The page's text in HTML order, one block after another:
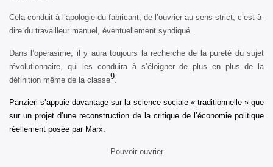
Cela conduit à l’apologie du fabricant, de l’ouvrier au sens strict, c’est-à-
dire du travailleur manuel, éventuellement syndiqué.
Dans l’operasime, il y aura toujours la recherche de la pureté du sujet
révolutionnaire, qui les conduira à s’éloigner de plus en plus de la
définition même de la classe9.
Panzieri s’appuie davantage sur la science sociale « traditionnelle » que
sur un projet d’une reconstruction de la critique de l’économie politique
réellement posée par Marx.
Pouvoir ouvrier